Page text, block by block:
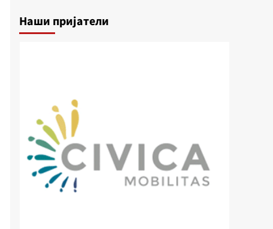
Наши пријатели